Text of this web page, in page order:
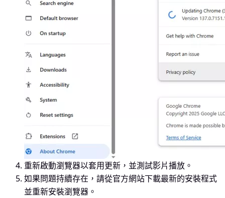
重新啟動瀏覽器以套用更新，並測試影片播放。
如果問題持續存在，請從官方網站下載最新的安裝程式
並重新安裝瀏覽器。